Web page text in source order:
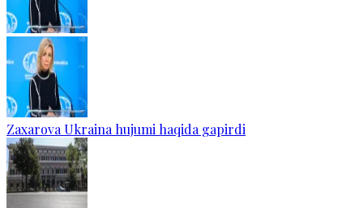
Zaxarova Ukraina hujumi haqida gapirdi